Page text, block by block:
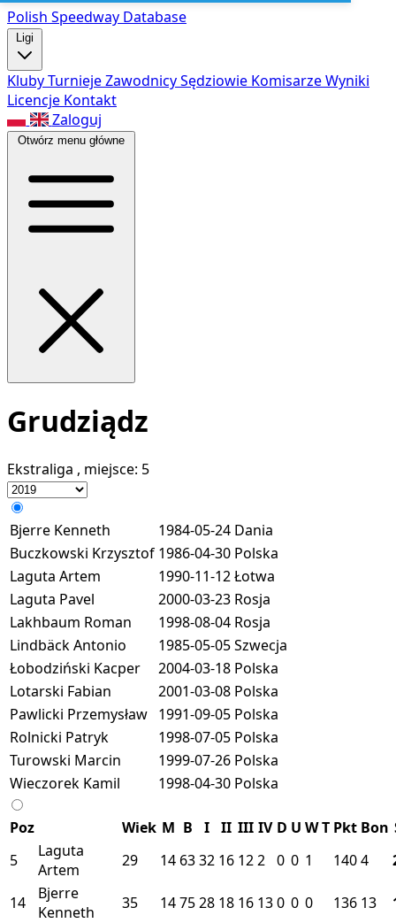
Polish Speedway Database
Ligi
KlubyTurniejeZawodnicySędziowie KomisarzeWyniki
Licencje Kontakt
Zaloguj
Otwórz menu główne
Grudziądz
Ekstraliga , miejsce: 5
Bjerre Kenneth 1984-05-24 Dania
Buczkowski Krzysztof 1986-04-30 Polska
Laguta Artem
1990-11-12Łotwa
Laguta Pavel
2000-03-23 Rosja
Lakhbaum Roman
1998-08-04 Rosja
Lindbäck Antonio
1985-05-05Szwecja
Łobodziński Kacper
2004-03-18 Polska
Lotarski Fabian
2001-03-08 Polska
Pawlicki Przemysław 1991-09-05 Polska
Rolnicki Patryk
1998-07-05 Polska
Turowski Marcin
1999-07-26 Polska
Wieczorek Kamil
1998-04-30 Polska
Poz Wiek M B I II III IV D U WT Pkt Bon
5
Laguta
Artem
29 14 6332 16 122 0 0 1 1404
14
Bjerre
Kenneth
35 147528 18 16 130 0 0 136 13